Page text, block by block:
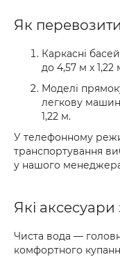
Як
Каркасні
до 4,57 м x
Моделі
легкову
1,22 м.
У телефонному
транспортування
у нашого
Які
Чиста вода —
комфортного